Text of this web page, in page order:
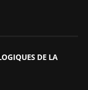
DE LA